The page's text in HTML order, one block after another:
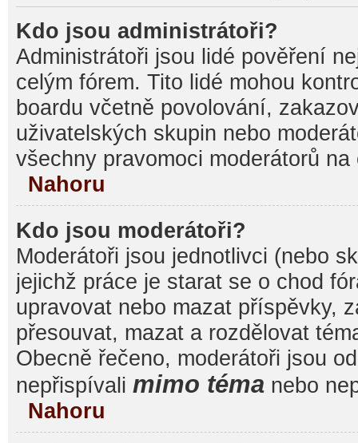
Kdo jsou administrátoři?
Administrátoři jsou lidé pověření
celým fórem. Tito lidé mohou
boardu včetně povolování,
uživatelských skupin nebo
všechny pravomoci moderátorů na
Nahoru
Kdo jsou moderátoři?
Moderátoři jsou jednotlivci (nebo
jejichž práce je starat se o chod
upravovat nebo mazat příspěvky,
přesouvat, mazat a rozdělovat
Obecně řečeno, moderátoři jsou
nepřispívali mimo téma nebo
Nahoru